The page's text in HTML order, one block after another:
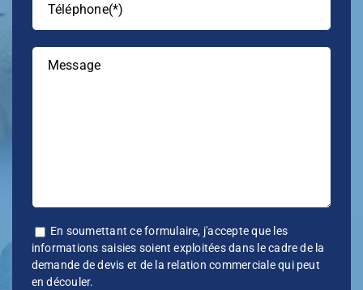
Téléphone(*)
Message
En soumettant ce formulaire, j'accepte que les
informations saisies soient exploitées dans le cadre de la
demande de devis et de la relation commerciale qui peut
en découler.